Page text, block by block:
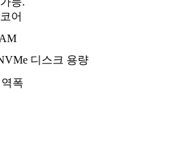
어
디스크 용량
폭